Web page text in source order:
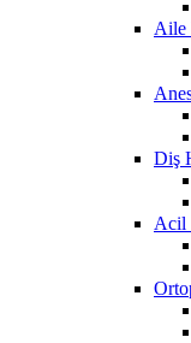
Aile
Diş
Acil